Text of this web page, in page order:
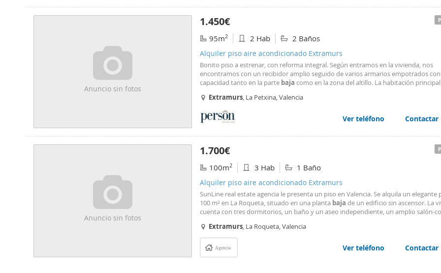
Valencia.Esta ubicación excepcional ofrece lo mejor de Valencia. La ciudad
perfección la riqueza histórica, el encanto mediterráneo y la modernidad
oportunidad única para vivir en el corazón de una ciudad vibrante y cosmopolita,
renunciar a la tranquilidad y la comodidad de un entorno privilegiado.
Edificio con ascensor. Posibilidad de plaza de garaje con entrada directa desde el
Llave Maestra Red Inmobiliaria
Referencia del inmueble cu917al.[IW]
Anuncio sin fotos
1.450€
95m2 2 Hab 2 Baños
Alquiler piso aire acondicionado Extramurs
Bonito piso a estrenar, con reforma integral. Según entramos en la vivienda, nos
encontramos con un recibidor amplio seguido de varios armarios empotrados
capacidad tanto en la parte baja como en la zona del altillo. La habitación
una segunda habitación con armario empotrado y junto
Extramurs, La Petxina, Valencia
Ver teléfono Contactar
Anuncio sin fotos
1.700€
100m2 3 Hab 1 Baño
Alquiler piso aire acondicionado Extramurs
SunLine real estate agencia le presenta un piso en Valencia. Se alquila un elegante
100 m² en La Roqueta, situado en una planta baja de un edificio sin ascensor. La
cuenta con tres dormitorios, un baño y un aseo independiente, un amplio salón-
estado: un espacio amplio, luminoso
Extramurs, La Roqueta, Valencia
Agencia Ver teléfono Contactar